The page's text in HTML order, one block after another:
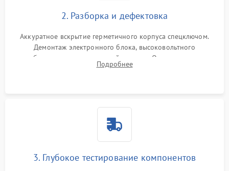
2. Разборка и дефектовка
Аккуратное вскрытие герметичного корпуса спецключом.
Демонтаж электронного блока, высоковольтного
преобразователя и оптической системы. Осмотр контактов
на окисление и проверка целостности уплотнительных
Подробнее
3. Глубокое тестирование компонентов